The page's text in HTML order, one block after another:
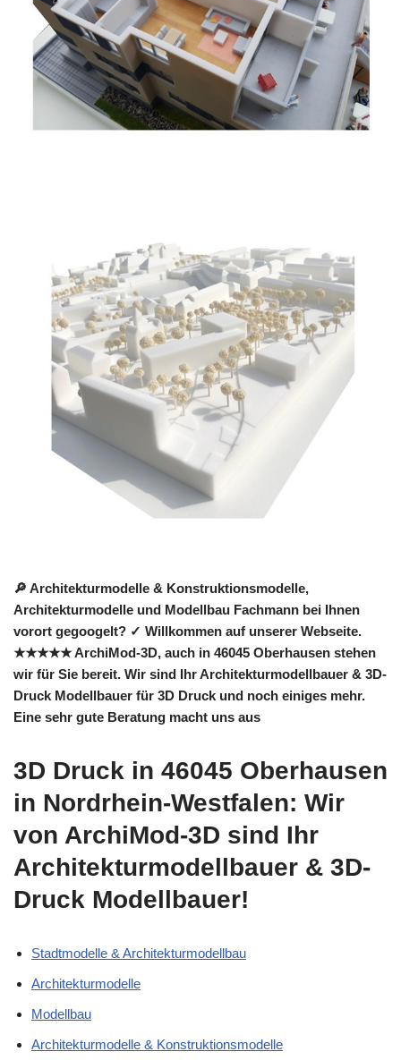
🔎 Architekturmodelle & Konstruktionsmodelle,
Architekturmodelle und Modellbau Fachmann bei Ihnen
vorort gegoogelt? ✓ Willkommen auf unserer Webseite.
★★★★★ ArchiMod-3D, auch in 46045 Oberhausen stehen
wir für Sie bereit. Wir sind Ihr Architekturmodellbauer & 3D-
Druck Modellbauer für 3D Druck und noch einiges mehr.
Eine sehr gute Beratung macht uns aus
3D Druck in 46045 Oberhausen
in Nordrhein-Westfalen: Wir
von ArchiMod-3D sind Ihr
Architekturmodellbauer & 3D-
Druck Modellbauer!
Stadtmodelle & Architekturmodellbau
Architekturmodelle
Modellbau
Architekturmodelle & Konstruktionsmodelle